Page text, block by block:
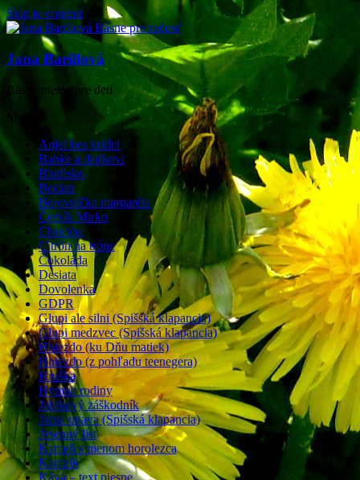
Skip to content
Jana Barillová
Básne nielen pre deti
Anjel bez krídel
Babke a dedkovi
Bludisko
Bocian
Bojovníčka margaréta
Červík Mirko
Choroba
Citrón na tróne
Čokoláda
Desiata
Dovolenka
GDPR
Glupi ale silni (Spišská klapancia)
Glupi medzvec (Spišská klapancia)
Hniezdo (ku Dňu matiek)
Hniezdo (z pohľadu teenegera)
Hruška
Hymna rodiny
Jablkový záškodník
Jarna unava (Spišská klapancia)
Jesenný list
Kameň s menom horolezca
Kamzík